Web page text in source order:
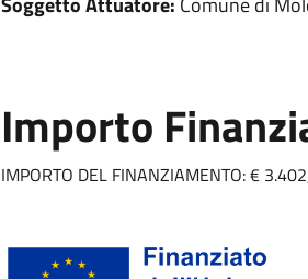
Importo
IMPORTO DEL FINANZIAMENTO: €